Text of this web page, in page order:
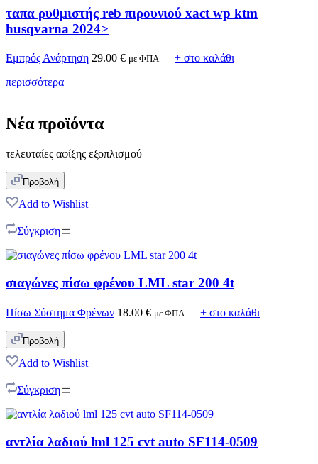
ταπα ρυθμιστής reb πιρουνιού xact wp ktm
husqvarna 2024>
Εμπρός Ανάρτηση 29.00 € με ΦΠΑ
+ στο καλάθι
περισσότερα
Νέα προϊόντα
τελευταίες αφίξης εξοπλισμού
Προβολή
Add to Wishlist
Σύγκριση
σιαγώνες πίσω φρένου LML star 200 4t
Πίσω Σύστημα Φρένων 18.00 € με ΦΠΑ + στο καλάθι
Προβολή
Add to Wishlist
Σύγκριση
αντλία λαδιού lml 125 cvt auto SF114-0509